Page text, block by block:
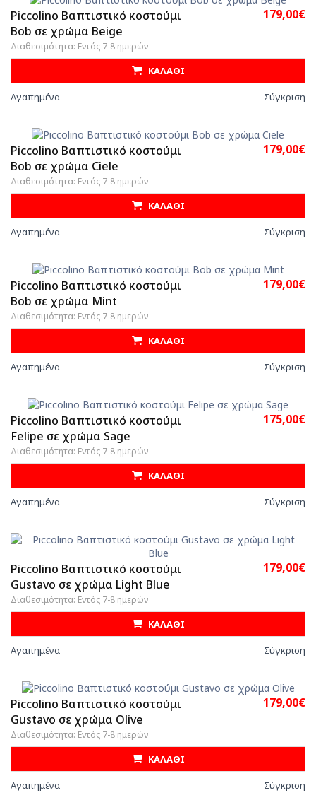
Piccolino Βαπτιστικό κοστούμι
Bob σε χρώμα Beige
Διαθεσιμότητα: Εντός 7-8 ημερών
179,00€
ΚΑΛΑΘΙ
Αγαπημένα Σύγκριση
Piccolino Βαπτιστικό κοστούμι
Bob σε χρώμα Ciele
Διαθεσιμότητα: Εντός 7-8 ημερών
179,00€
ΚΑΛΑΘΙ
Αγαπημένα Σύγκριση
Piccolino Βαπτιστικό κοστούμι
Bob σε χρώμα Mint
Διαθεσιμότητα: Εντός 7-8 ημερών
179,00€
ΚΑΛΑΘΙ
Αγαπημένα Σύγκριση
Piccolino Βαπτιστικό κοστούμι
Felipe σε χρώμα Sage
Διαθεσιμότητα: Εντός 7-8 ημερών
175,00€
ΚΑΛΑΘΙ
Αγαπημένα Σύγκριση
Piccolino Βαπτιστικό κοστούμι
Gustavo σε χρώμα Light Blue
Διαθεσιμότητα: Εντός 7-8 ημερών
179,00€
ΚΑΛΑΘΙ
Αγαπημένα Σύγκριση
Piccolino Βαπτιστικό κοστούμι
Gustavo σε χρώμα Olive
Διαθεσιμότητα: Εντός 7-8 ημερών
179,00€
ΚΑΛΑΘΙ
Αγαπημένα Σύγκριση